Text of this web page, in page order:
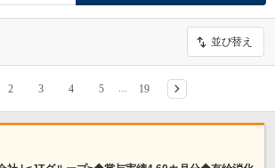
並び替え
2 3 4 5 19